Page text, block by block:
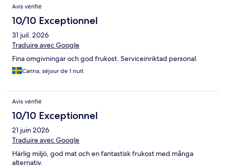
Avis vérifié
10/10 Exceptionnel
31 juil. 2026
Traduire avec Google
Fina omgivningar och god frukost. Serviceinriktad personal.
Carina, séjour de 1 nuit
Avis vérifié
10/10 Exceptionnel
21 juin 2026
Traduire avec Google
Härlig miljö, god mat och en fantastisk frukost med många
alternativ.